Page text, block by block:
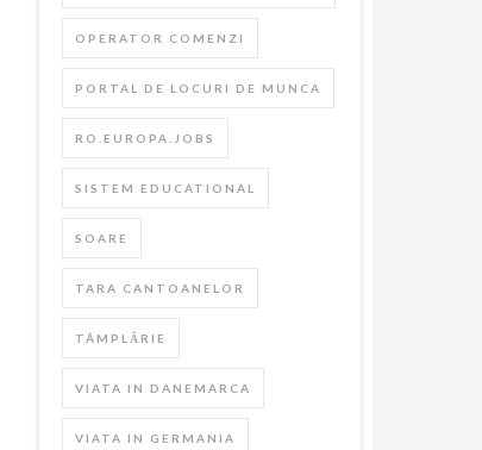
OPERATOR COMENZI
PORTAL DE LOCURI DE MUNCA
RO.EUROPA.JOBS
SISTEM EDUCATIONAL
SOARE
TARA CANTOANELOR
TÂMPLĂRIE
VIATA IN DANEMARCA
VIATA IN GERMANIA